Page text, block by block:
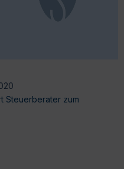
Steuerberater zum